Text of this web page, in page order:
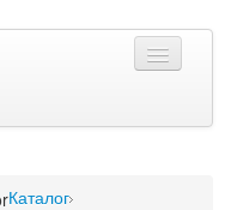
Каталог